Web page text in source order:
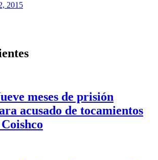
2015
meses de prisión
acusado de tocamientos